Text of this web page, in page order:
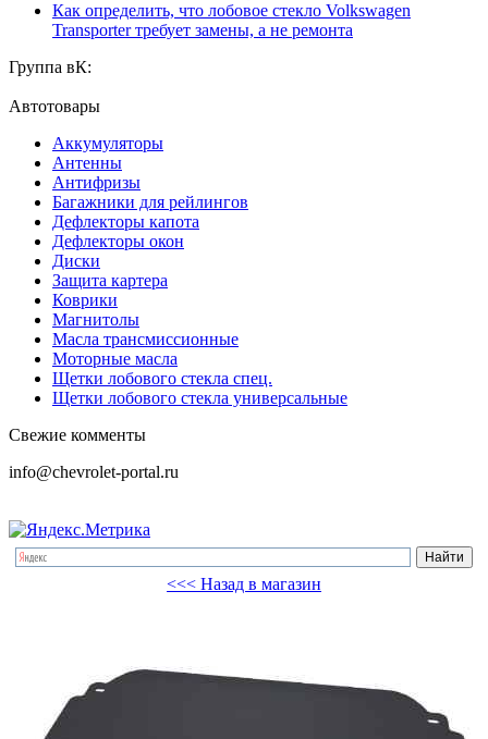
Как определить, что лобовое стекло Volkswagen
Transporter требует замены, а не ремонта
Группа вК:
Автотовары
Аккумуляторы
Антенны
Антифризы
Багажники для рейлингов
Дефлекторы капота
Дефлекторы окон
Диски
Защита картера
Коврики
Магнитолы
Масла трансмиссионные
Моторные масла
Щетки лобового стекла спец.
Щетки лобового стекла универсальные
Свежие комменты
info@chevrolet-portal.ru
<<< Назад в магазин